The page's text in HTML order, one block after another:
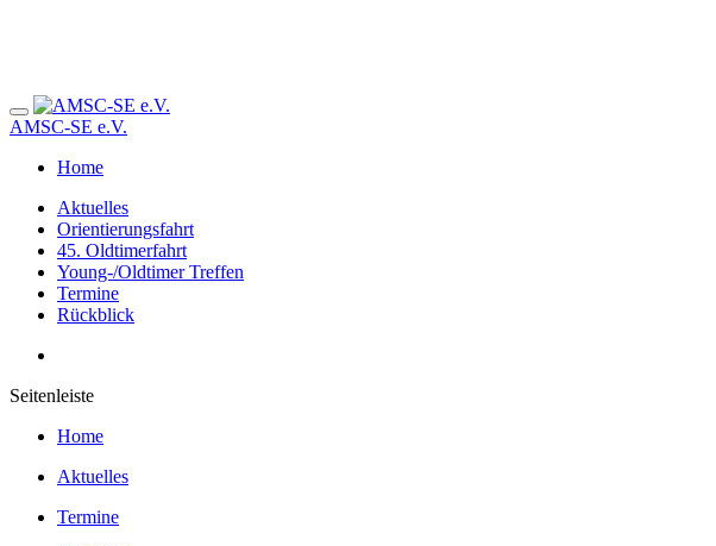
AMSC-SE e.V.
Home
Aktuelles
Orientierungsfahrt
45. Oldtimerfahrt
Young-/Oldtimer Treffen
Termine
Rückblick
Seitenleiste
Home
Aktuelles
Termine